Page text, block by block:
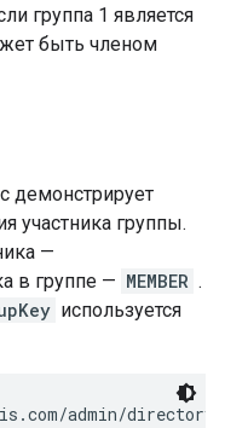
группа 1 является
быть членом
демонстрирует
участника группы.
—
в группе — MEMBER .
используется